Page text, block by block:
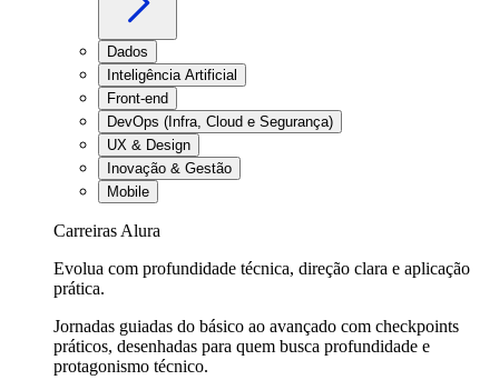
Dados
Inteligência Artificial
Front-end
DevOps (Infra, Cloud e Segurança)
UX & Design
Inovação & Gestão
Mobile
Carreiras Alura
Evolua com profundidade técnica, direção clara e aplicação
prática.
Jornadas guiadas do básico ao avançado com checkpoints
práticos, desenhadas para quem busca profundidade e
protagonismo técnico.